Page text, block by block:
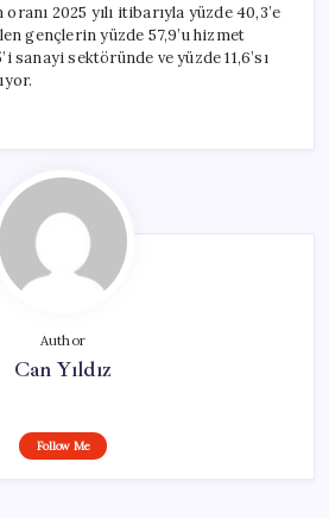
2025 yılı itibarıyla yüzde 40,3’e
gençlerin yüzde 57,9’u hizmet
sanayi sektöründe ve yüzde 11,6’sı
Author
Can Yıldız
Follow Me